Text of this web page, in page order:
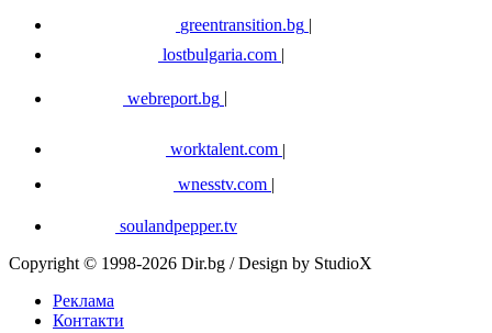
greentransition.bg |
lostbulgaria.com |
webreport.bg
worktalent.com |
wnesstv.com |
soulandpepper.tv
Copyright © 1998-2026 Dir.bg / Design by StudioX
Реклама
Контакти